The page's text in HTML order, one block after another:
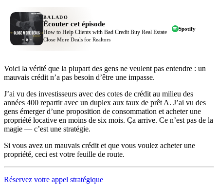
BALADO
Écouter cet épisode
How to Help Clients with Bad Credit Buy Real Estate
Close More Deals for Realtors
Spotify
Voici la vérité que la plupart des gens ne veulent pas entendre : un
mauvais crédit n’a pas besoin d’être une impasse.
J’ai vu des investisseurs avec des cotes de crédit au milieu des
années 400 repartir avec un duplex aux taux de prêt A. J’ai vu des
gens émerger d’une proposition de consommation et acheter une
propriété locative en moins de six mois. Ça arrive. Ce n’est pas de la
magie — c’est une stratégie.
Si vous avez un mauvais crédit et que vous voulez acheter une
propriété, ceci est votre feuille de route.
Réservez votre appel stratégique